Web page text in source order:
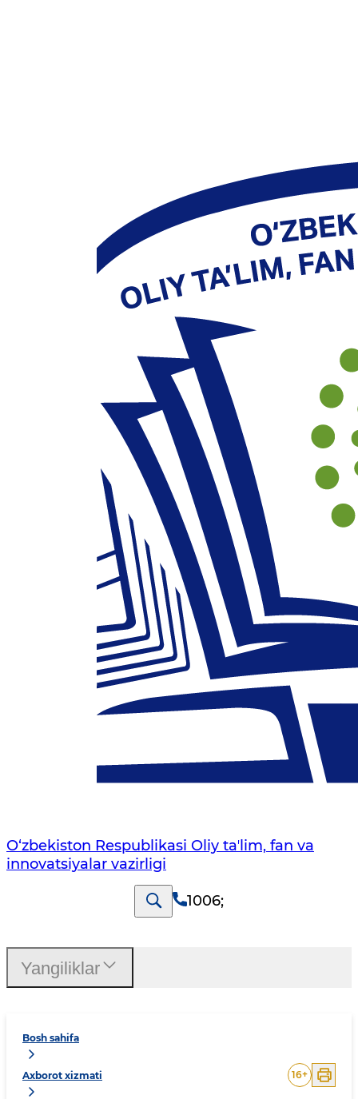
O‘zbekiston Respublikasi Oliy taʼlim, fan va
innovatsiyalar vazirligi
1006;
Bosh sahifa
Axborot xizmati 16+
Yangiliklar